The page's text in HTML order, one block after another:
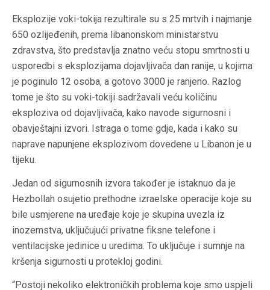
Eksplozije voki-tokija rezultirale su s 25 mrtvih i najmanje
650 ozlijeđenih, prema libanonskom ministarstvu
zdravstva, što predstavlja znatno veću stopu smrtnosti u
usporedbi s eksplozijama dojavljivača dan ranije, u kojima
je poginulo 12 osoba, a gotovo 3000 je ranjeno. Razlog
tome je što su voki-tokiji sadržavali veću količinu
eksploziva od dojavljivača, kako navode sigurnosni i
obavještajni izvori. Istraga o tome gdje, kada i kako su
naprave napunjene eksplozivom dovedene u Libanon je u
tijeku.
Jedan od sigurnosnih izvora također je istaknuo da je
Hezbollah osujetio prethodne izraelske operacije koje su
bile usmjerene na uređaje koje je skupina uvezla iz
inozemstva, uključujući privatne fiksne telefone i
ventilacijske jedinice u uredima. To uključuje i sumnje na
kršenja sigurnosti u protekloj godini.
“Postoji nekoliko elektroničkih problema koje smo uspjeli